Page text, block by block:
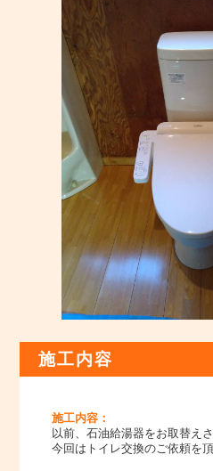
施工内容
施工内容：
以前、石油給湯器をお取替え
今回はトイレ交換のご依頼を